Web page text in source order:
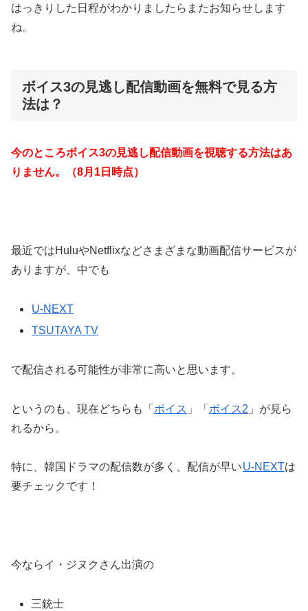
はっきりした日程がわかりましたらまたお知らせします
ね。
ボイス3の見逃し配信動画を無料で見る方
法は？
今のところボイス3の見逃し配信動画を視聴する方法はあ
りません。（8月1日時点）
最近ではHuluやNetflixなどさまざまな動画配信サービスが
ありますが、中でも
U-NEXT
TSUTAYA TV
で配信される可能性が非常に高いと思います。
というのも、現在どちらも「 ボイス 」「 ボイス2 」が見ら
れるから。
特に、韓国ドラマの配信数が多く、配信が早いU-NEXTは
要チェックです！
今ならイ・ジヌクさん出演の
三銃士